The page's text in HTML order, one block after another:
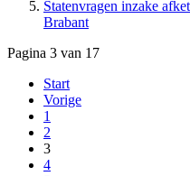
Statenvragen inzake
Pagina 3 van 17
Start
Vorige
1
2
3
4